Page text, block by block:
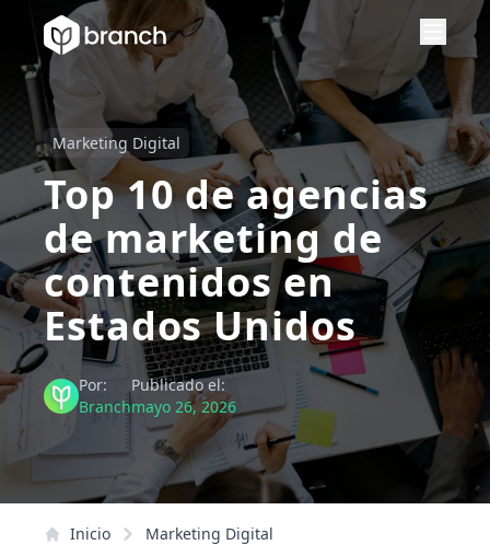
Marketing Digital
Top 10 de agencias
de marketing de
contenidos en
Estados Unidos
Por:
Branch
Publicado el:
mayo 26, 2026
Inicio Marketing Digital